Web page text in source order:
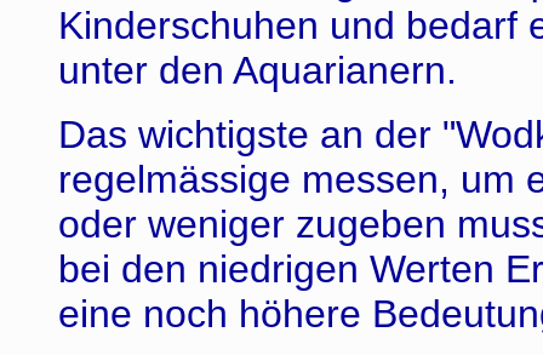
Kinderschuhen und bedarf
unter den Aquarianern.
Das wichtigste an der
regelmässige messen, um
oder weniger zugeben
bei den niedrigen Werten
eine noch höhere